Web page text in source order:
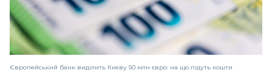
Європейський банк виділить Києву 50 млн євро: на що підуть кошти